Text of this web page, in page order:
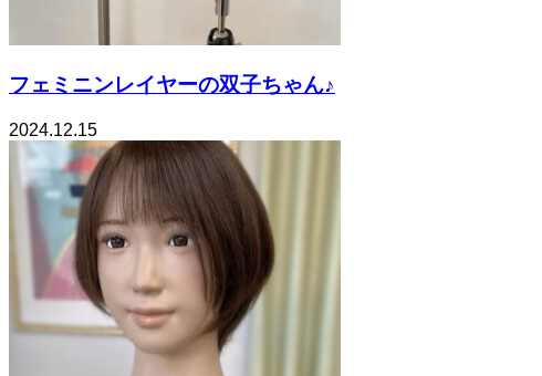
フェミニンレイヤーの双子ちゃん♪
2024.12.15